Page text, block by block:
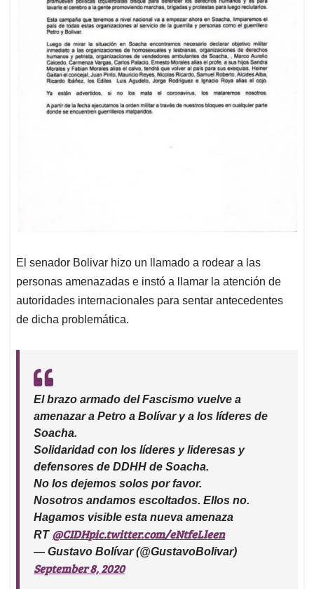
El senador Bolivar hizo un llamado a rodear a las
personas amenazadas e instó a llamar la atención de
autoridades internacionales para sentar antecedentes
de dicha problemática.
El brazo armado del Fascismo vuelve a
amenazar a Petro a Bolívar y a los líderes de
Soacha.
Solidaridad con los líderes y lideresas y
defensores de DDHH de Soacha.
No los dejemos solos por favor.
Nosotros andamos escoltados. Ellos no.
Hagamos visible esta nueva amenaza
RT @CIDHpic.twitter.com/eNtfeLleen
— Gustavo Bolívar (@GustavoBolivar)
September 8, 2020